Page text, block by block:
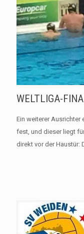
WELTLIGA-
Ein weiterer
fest, und dieser liegt
direkt vor der Haustür: